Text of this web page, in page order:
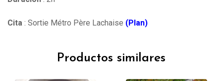
Cita : Sortie Métro Père Lachaise (Plan)
Productos similares